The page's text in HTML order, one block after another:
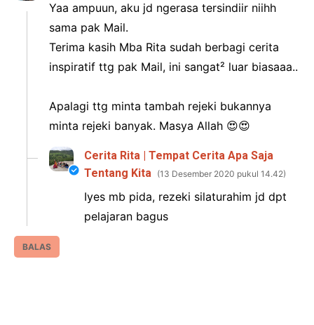
Yaa ampuun, aku jd ngerasa tersindiir niihh
sama pak Mail.
Terima kasih Mba Rita sudah berbagi cerita
inspiratif ttg pak Mail, ini sangat² luar biasaaa..
Apalagi ttg minta tambah rejeki bukannya
minta rejeki banyak. Masya Allah 😍😍
BALAS
Cerita Rita | Tempat Cerita Apa Saja
Tentang Kita
13 Desember 2020 pukul 14.42
Iyes mb pida, rezeki silaturahim jd dpt
pelajaran bagus